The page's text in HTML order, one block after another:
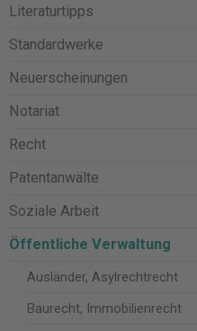
Literaturtipps
Standardwerke
Neuerscheinungen
Notariat
Recht
Patentanwälte
Soziale Arbeit
Öffentliche Verwaltung
Ausländer, Asylrechtrecht
Baurecht, Immobilienrecht